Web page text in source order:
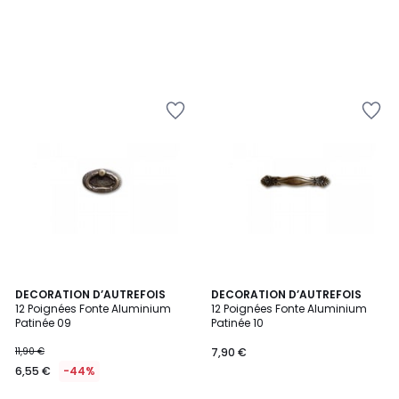
DECORATION D’AUTREFOIS
12 Poignées Fonte Aluminium
Patinée 09
11,90 €
6,55 € -44%
DECORATION D’AUTREFOIS
12 Poignées Fonte Aluminium
Patinée 10
7,90 €